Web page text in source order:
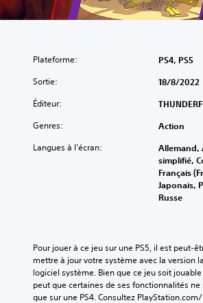
Plateforme: PS4, PS5
Sortie: 18/8/2022
Éditeur:
Genres: Action
Langues à l'écran:
Allemand,
simplifié,
Français
Japonais,
Russe
Pour jouer à ce jeu sur une PS5, il est peut-
mettre à jour votre système avec la version
logiciel système. Bien que ce jeu soit jouable
peut que certaines de ses fonctionnalités
que sur une PS4. Consultez